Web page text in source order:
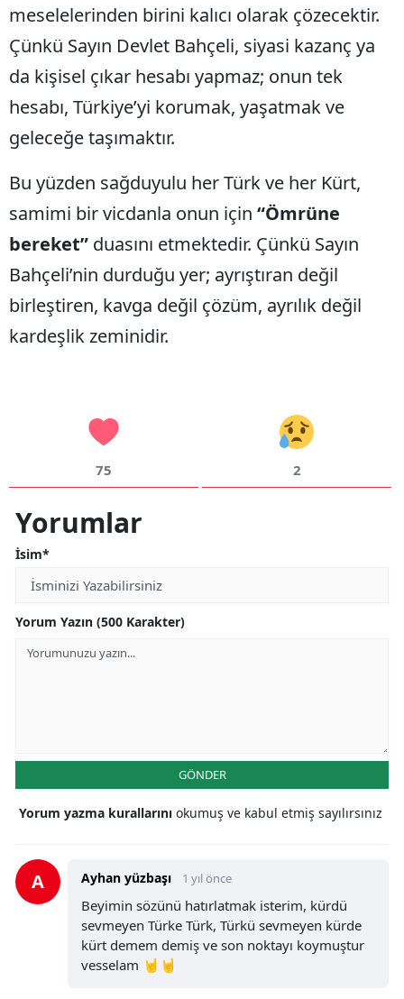
meselelerinden birini kalıcı olarak çözecektir.
Çünkü Sayın Devlet Bahçeli, siyasi kazanç ya
da kişisel çıkar hesabı yapmaz; onun tek
hesabı, Türkiye’yi korumak, yaşatmak ve
geleceğe taşımaktır.
Bu yüzden sağduyulu her Türk ve her Kürt,
samimi bir vicdanla onun için “Ömrüne
bereket” duasını etmektedir. Çünkü Sayın
Bahçeli’nin durduğu yer; ayrıştıran değil
birleştiren, kavga değil çözüm, ayrılık değil
kardeşlik zeminidir.
75 2
Yorumlar
İsim*
Yorum Yazın (500 Karakter)
GÖNDER
Yorum yazma kurallarını okumuş ve kabul etmiş sayılırsınız
A Ayhan yüzbaşı 1 yıl önce
Beyimin sözünü hatırlatmak isterim, kürdü
sevmeyen Türke Türk, Türkü sevmeyen kürde
kürt demem demiş ve son noktayı koymuştur
vesselam 🤘🤘